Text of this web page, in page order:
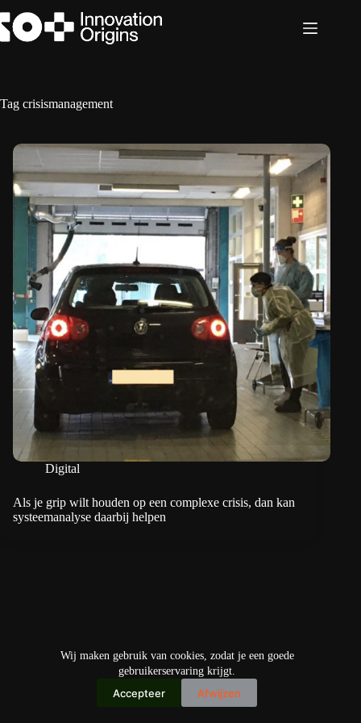
naar
de
Wij maken gebruik van cookies, zodat je een goede
gebruikerservaring krijgt.
Accepteer Afwijzen
Tag crisismanagement
Digital
Als je grip wilt houden op een complexe crisis, dan kan
systeemanalyse daarbij helpen